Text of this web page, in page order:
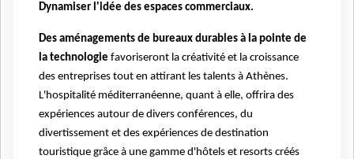
Dynamiser l'idée des espaces commerciaux.
Des aménagements de bureaux durables à la pointe de
la technologie favoriseront la créativité et la croissance
des entreprises tout en attirant les talents à Athènes.
L'hospitalité méditerranéenne, quant à elle, offrira des
expériences autour de divers conférences, du
divertissement et des expériences de destination
touristique grâce à une gamme d'hôtels et resorts créés